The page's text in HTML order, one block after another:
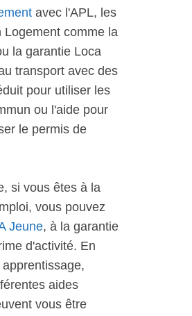
avec l'APL, les
Logement comme la
la garantie Loca
transport avec des
pour utiliser les
ou l'aide pour
le permis de
si vous êtes à la
vous pouvez
Jeune, à la garantie
d'activité. En
aides
vous être